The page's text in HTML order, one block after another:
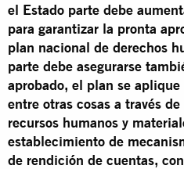
el Estado parte debe
para garantizar la pronta
plan nacional de derechos
parte debe asegurarse
aprobado, el plan se
entre otras cosas a través
recursos humanos y
establecimiento de
de rendición de cuentas,